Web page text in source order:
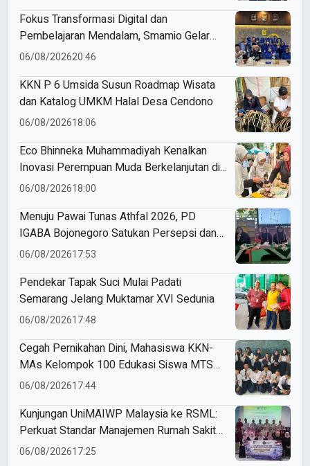
Fokus Transformasi Digital dan
Pembelajaran Mendalam, Smamio Gelar
Pendampingan Sekolah Model
06/08/202620:46
KKN P 6 Umsida Susun Roadmap Wisata
dan Katalog UMKM Halal Desa Cendono
06/08/202618:06
Eco Bhinneka Muhammadiyah Kenalkan
Inovasi Perempuan Muda Berkelanjutan di
Muktamar Nasyiatul Aisyiyah
06/08/202618:00
Menuju Pawai Tunas Athfal 2026, PD
IGABA Bojonegoro Satukan Persepsi dan
Utamakan Keselamatan Anak
06/08/202617:53
Pendekar Tapak Suci Mulai Padati
Semarang Jelang Muktamar XVI Sedunia
06/08/202617:48
Cegah Pernikahan Dini, Mahasiswa KKN-
MAs Kelompok 100 Edukasi Siswa MTS
Miftahul Ulum Tawangsari
06/08/202617:44
Kunjungan UniMAIWP Malaysia ke RSML:
Perkuat Standar Manajemen Rumah Sakit
Syariah
06/08/202617:25